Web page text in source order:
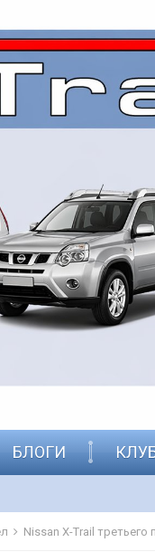
БЛОГИ
Nissan X-Trail третьего